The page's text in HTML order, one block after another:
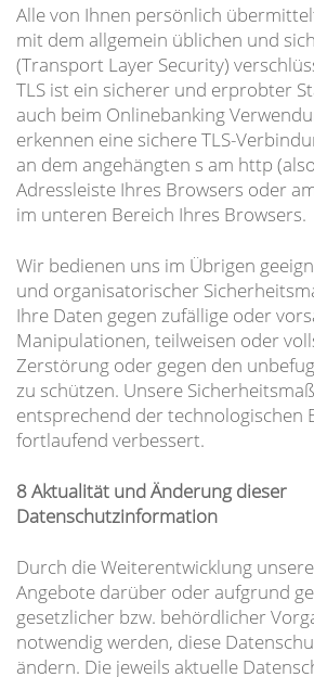
Alle von Ihnen persönlich
mit dem allgemein üblichen und
(Transport Layer Security)
TLS ist ein sicherer und erprobter
auch beim Onlinebanking
erkennen eine sichere TLS-
an dem angehängten s am http
Adressleiste Ihres Browsers oder
im unteren Bereich Ihres Browsers.
Wir bedienen uns im Übrigen
und organisatorischer
Ihre Daten gegen zufällige oder
Manipulationen, teilweisen oder
Zerstörung oder gegen den
zu schützen. Unsere
entsprechend der technologischen
fortlaufend verbessert.
8 Aktualität und Änderung dieser
Datenschutzinformation
Durch die Weiterentwicklung
Angebote darüber oder aufgrund
gesetzlicher bzw. behördlicher
notwendig werden, diese
ändern. Die jeweils aktuelle